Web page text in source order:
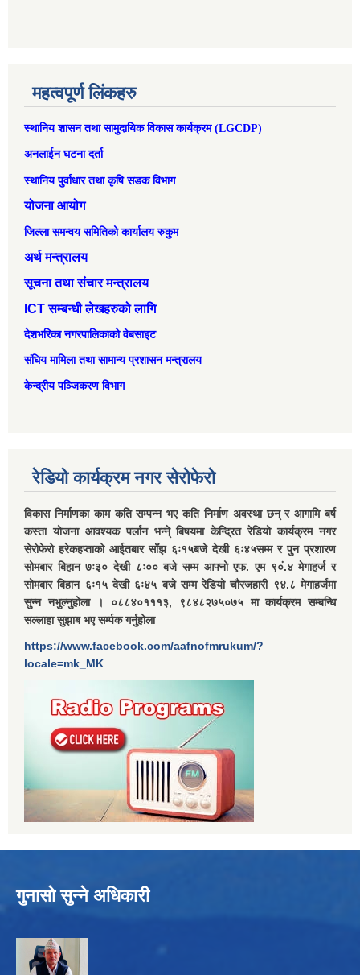
महत्वपूर्ण लिंकहरु
स्थानिय शासन तथा सामुदायिक विकास कार्यक्रम (LGCDP)
अनलाईन घटना दर्ता
स्थानिय पुर्वाधार तथा कृषि सडक विभाग
योजना आयोग
जिल्ला समन्वय समितिको कार्यालय रुकुम
अर्थ मन्त्रालय
सूचना तथा संचार मन्त्रालय
ICT सम्बन्धी लेखहरुको लागि
देशभरिका नगरपालिकाको वेबसाइट
संघिय मामिला तथा सामान्‍य प्रशासन मन्त्रालय
केन्द्रीय पञ्जिकरण विभाग
रेडियो कार्यक्रम नगर सेरोफेरो
विकास निर्माणका काम कति सम्पन्न भए कति निर्माण अवस्था छन् र आगामि बर्ष
कस्ता योजना आवश्यक पर्लान भन्ने् बिषयमा केन्द्रित रेडियो कार्यक्रम नगर
सेरोफेरो हरेकहप्ताको आईतबार साँझ ६ः१५बजे देखी ६ः४५सम्म र पुन प्रशारण
सोमबार बिहान ७ः३० देखी ८ः०० बजे सम्म आफ्नो एफ. एम ९०ं.४ मेगाहर्ज र
सोमबार बिहान ६ः१५ देखी ६ः४५ बजे सम्म रेडियो चौरजहारी ९४.८ मेगाहर्जमा
सुन्न नभुल्नुहोला । ०८८४०१११३, ९८४८२७५०७५ मा कार्यक्रम सम्बन्धि
सल्लाहा सुझाब भए सर्म्पक गर्नुहोला
https://www.facebook.com/aafnofmrukum/?
locale=mk_MK
गुनासो सुन्ने अधिकारी